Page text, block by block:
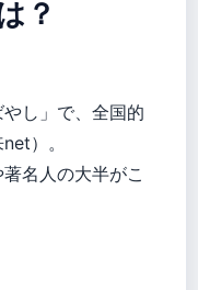
？
し」で、全国的
）。
名人の大半がこ